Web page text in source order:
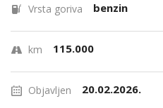
Vrsta goriva benzin
km 115.000
Objavljen 20.02.2026.